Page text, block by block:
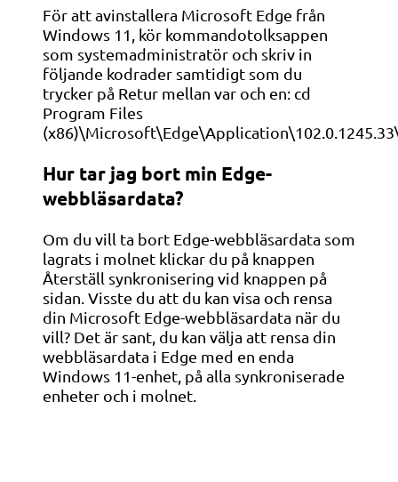
För att avinstallera Microsoft Edge från
Windows 11, kör kommandotolksappen
som systemadministratör och skriv in
följande kodrader samtidigt som du
trycker på Retur mellan var och en: cd
Program Files
Hur tar jag bort min Edge-
webbläsardata?
Om du vill ta bort Edge-webbläsardata som
lagrats i molnet klickar du på knappen
Återställ synkronisering vid knappen på
sidan. Visste du att du kan visa och rensa
din Microsoft Edge-webbläsardata när du
vill? Det är sant, du kan välja att rensa din
webbläsardata i Edge med en enda
Windows 11-enhet, på alla synkroniserade
enheter och i molnet.